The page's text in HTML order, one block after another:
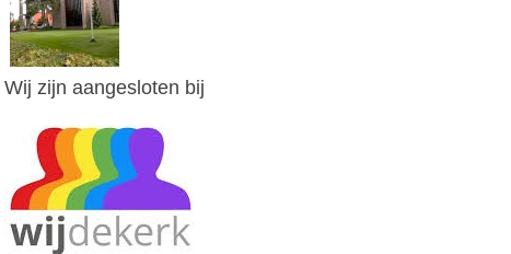
Wij zijn aangesloten bij